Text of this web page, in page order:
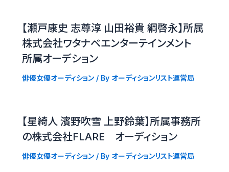
【瀬戸康史 志尊淳 山田裕貴 綱啓永】所属
株式会社ワタナベエンターテインメント
所属オーデション
俳優女優オーディション/ By オーディションリスト運営局
【星綺人 濱野吹雪 上野鈴葉】所属事務所
の株式会社FLARE オーディション
俳優女優オーディション/ By オーディションリスト運営局